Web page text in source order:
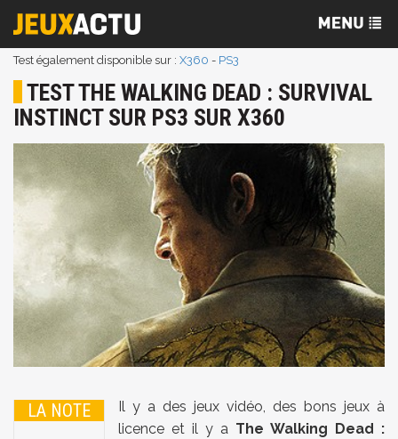
Test également disponible sur : X360 - PS3
TEST THE WALKING DEAD : SURVIVAL
INSTINCT SUR PS3 SUR X360
LA NOTE
Il y a des jeux vidéo, des bons jeux à
licence et il y a The Walking Dead :